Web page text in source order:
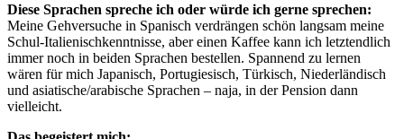
Diese Sprachen spreche ich oder würde ich gerne sprechen:
Meine Gehversuche in Spanisch verdrängen schön langsam meine
Schul-Italienischkenntnisse, aber einen Kaffee kann ich letztendlich
immer noch in beiden Sprachen bestellen. Spannend zu lernen
wären für mich Japanisch, Portugiesisch, Türkisch, Niederländisch
und asiatische/arabische Sprachen – naja, in der Pension dann
vielleicht.